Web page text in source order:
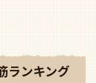
ランキング